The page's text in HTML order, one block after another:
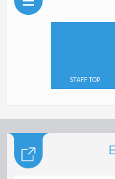
STAFF TOP